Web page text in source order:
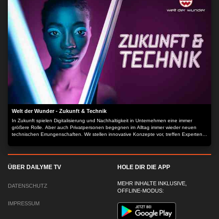
Welt der Wunder - Zukunft & Technik
In Zukunft spielen Digitalisierung und Nachhaltigkeit in Unternehmen eine immer
größere Rolle. Aber auch Privatpersonen begegnen im Alltag immer wieder neuen
technischen Errungenschaften. Wir stellen innovative Konzepte vor, treffen Experten
Selbstständigkeit erfüllen.
ÜBER DAILYME TV
DATENSCHUTZ
IMPRESSUM
HOLE DIR DIE APP
MEHR INHALTE INKLUSIVE,
OFFLINE-MODUS: